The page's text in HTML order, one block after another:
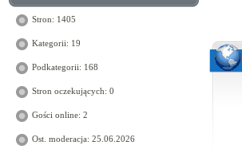
Stron: 1405
Kategorii: 19
Podkategorii: 168
Stron oczekujących: 0
Gości online: 2
Ost. moderacja: 25.06.2026